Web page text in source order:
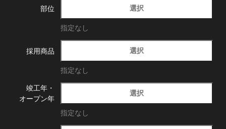
部位 選択
指定なし
採用商品 選択
指定なし
竣工年・
オープン年
選択
指定なし